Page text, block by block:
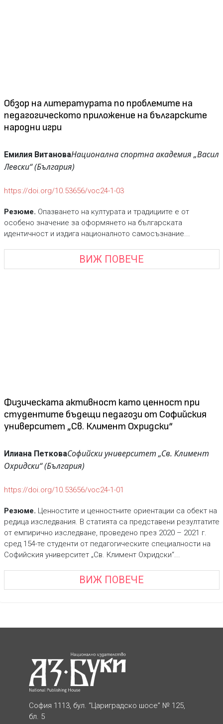
Обзор на литературата по проблемите на
педагогическото приложение на българските
народни игри
Емилия ВитановаНационална спортна академия „Васил
Левски“ (България)
https://doi.org/10.53656/voc24-1-03
Резюме. Опазването на културата и традициите е от
особено значение за оформянето на българската
идентичност и издига националното самосъзнание...
ВИЖ ПОВЕЧЕ
Физическата активност като ценност при
студентите бъдещи педагози от Софийския
университет „Св. Климент Охридски“
Илиана ПетковаСофийски университет „Св. Климент
Охридски“ (България)
https://doi.org/10.53656/voc24-1-01
Резюме. Ценностите и ценностните ориентации са обект на
редица изследвания. В статията са представени резултатите
от емпирично изследване, проведено през 2020 – 2021 г.
сред 154-те студенти от педагогическите специалности на
Софийския университет „Св. Климент Охридски“...
ВИЖ ПОВЕЧЕ
София 1113, бул. “Цариградско шосе” № 125,
бл. 5